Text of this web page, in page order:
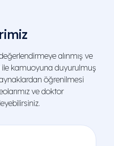
alınmış ve
kamuoyuna duyurulmuş
öğrenilmesi
ve doktor